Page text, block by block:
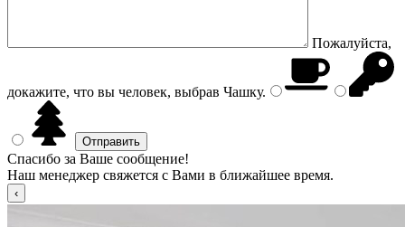
Пожалуйста,
докажите, что вы человек, выбрав Чашку.
Спасибо за Ваше сообщение!
Наш менеджер свяжется с Вами в ближайшее время.